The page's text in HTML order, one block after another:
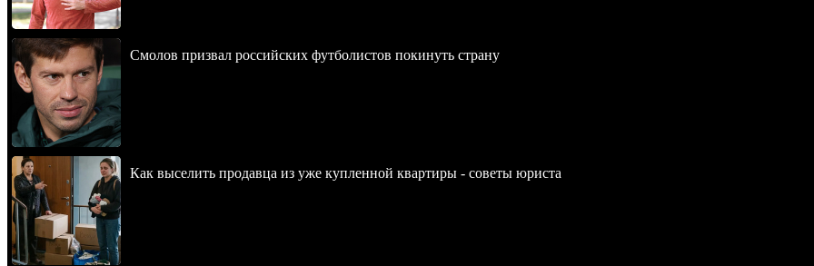
Смолов призвал российских футболистов покинуть страну
Как выселить продавца из уже купленной квартиры - советы юриста